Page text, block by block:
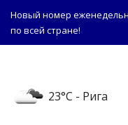
Новый номер
по всей стране!
23°C - Рига